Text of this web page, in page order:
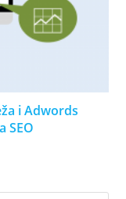
i Adwords
SEO